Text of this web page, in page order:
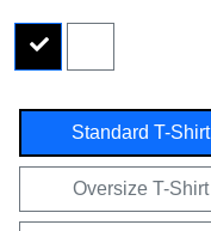
Standard T-Shirt
Oversize T-Shirt